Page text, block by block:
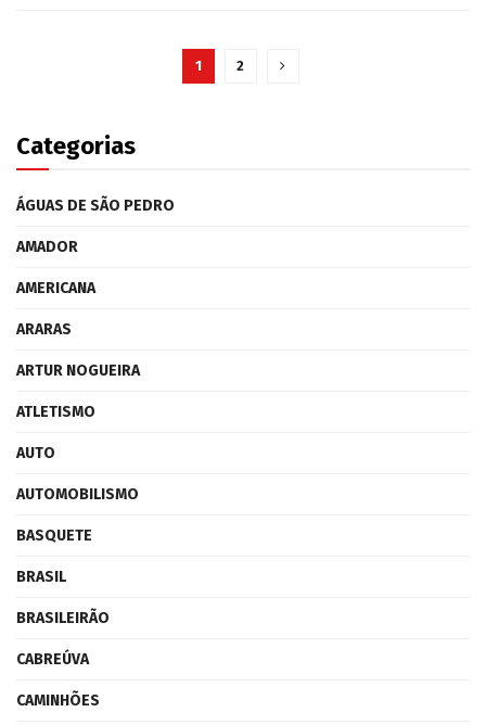
1 2
Categorias
ÁGUAS DE SÃO PEDRO
AMADOR
AMERICANA
ARARAS
ARTUR NOGUEIRA
ATLETISMO
AUTO
AUTOMOBILISMO
BASQUETE
BRASIL
BRASILEIRÃO
CABREÚVA
CAMINHÕES